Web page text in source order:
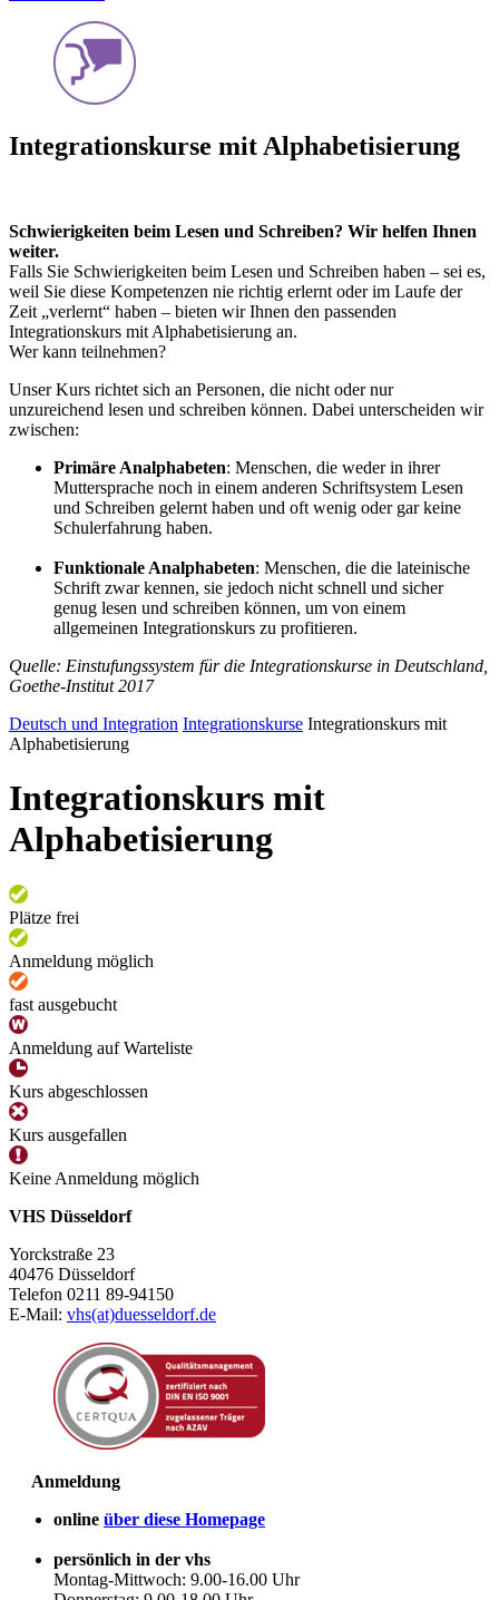
Integrationskurse mit Alphabetisierung
Schwierigkeiten beim Lesen und Schreiben? Wir helfen Ihnen
weiter.
Falls Sie Schwierigkeiten beim Lesen und Schreiben haben – sei es,
weil Sie diese Kompetenzen nie richtig erlernt oder im Laufe der
Zeit „verlernt“ haben – bieten wir Ihnen den passenden
Integrationskurs mit Alphabetisierung an.
Wer kann teilnehmen?
Unser Kurs richtet sich an Personen, die nicht oder nur
unzureichend lesen und schreiben können. Dabei unterscheiden wir
zwischen:
Primäre Analphabeten: Menschen, die weder in ihrer
Muttersprache noch in einem anderen Schriftsystem Lesen
und Schreiben gelernt haben und oft wenig oder gar keine
Schulerfahrung haben.
Funktionale Analphabeten: Menschen, die die lateinische
Schrift zwar kennen, sie jedoch nicht schnell und sicher
genug lesen und schreiben können, um von einem
allgemeinen Integrationskurs zu profitieren.
Quelle: Einstufungssystem für die Integrationskurse in Deutschland,
Goethe-Institut 2017
Deutsch und Integration Integrationskurse Integrationskurs mit
Alphabetisierung
Integrationskurs mit
Alphabetisierung
Plätze frei
Anmeldung möglich
fast ausgebucht
Anmeldung auf Warteliste
Kurs abgeschlossen
Kurs ausgefallen
Keine Anmeldung möglich
VHS Düsseldorf
Yorckstraße 23
40476 Düsseldorf
Telefon 0211 89-94150
E-Mail: vhs(at)duesseldorf.de
Anmeldung
online über diese Homepage
persönlich in der vhs
Montag-Mittwoch: 9.00-16.00 Uhr